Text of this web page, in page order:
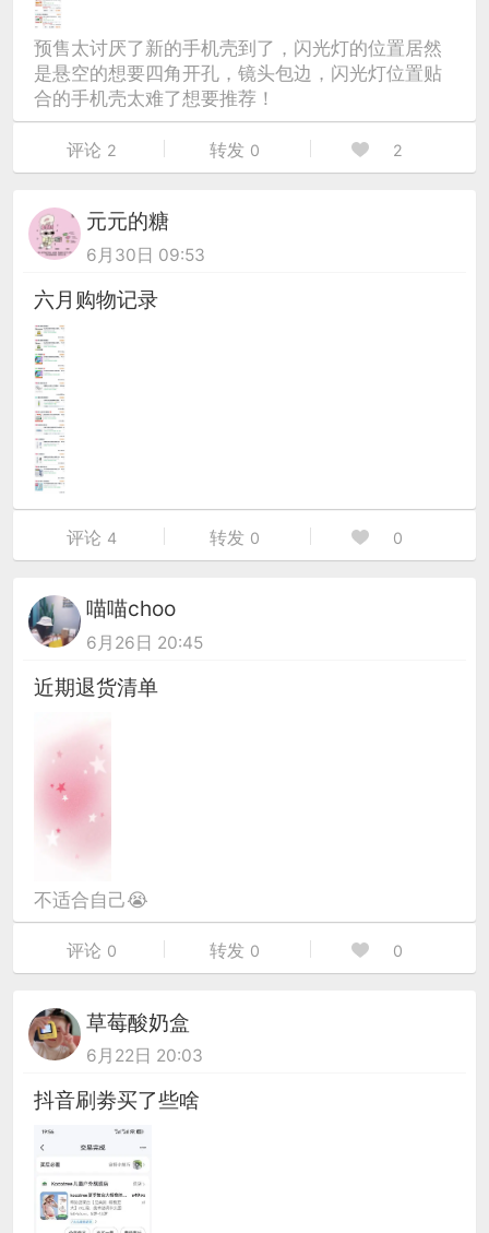
预售太讨厌了新的手机壳到了，闪光灯的位置居然
是悬空的想要四角开孔，镜头包边，闪光灯位置贴
合的手机壳太难了想要推荐！
评论 2 转发 0 2
元元的糖
6月30日 09:53
六月购物记录
评论 4 转发 0 0
喵喵choo
6月26日 20:45
近期退货清单
不适合自己😭
评论 0 转发 0 0
草莓酸奶盒
6月22日 20:03
抖音刷劵买了些啥